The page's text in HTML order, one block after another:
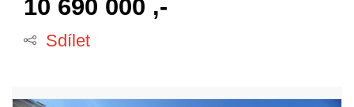
10 690 000 ,-
Sdílet